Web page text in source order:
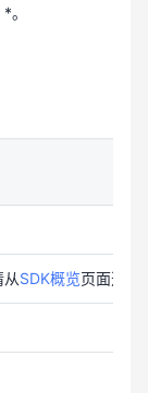
。
SDK概览页面选择